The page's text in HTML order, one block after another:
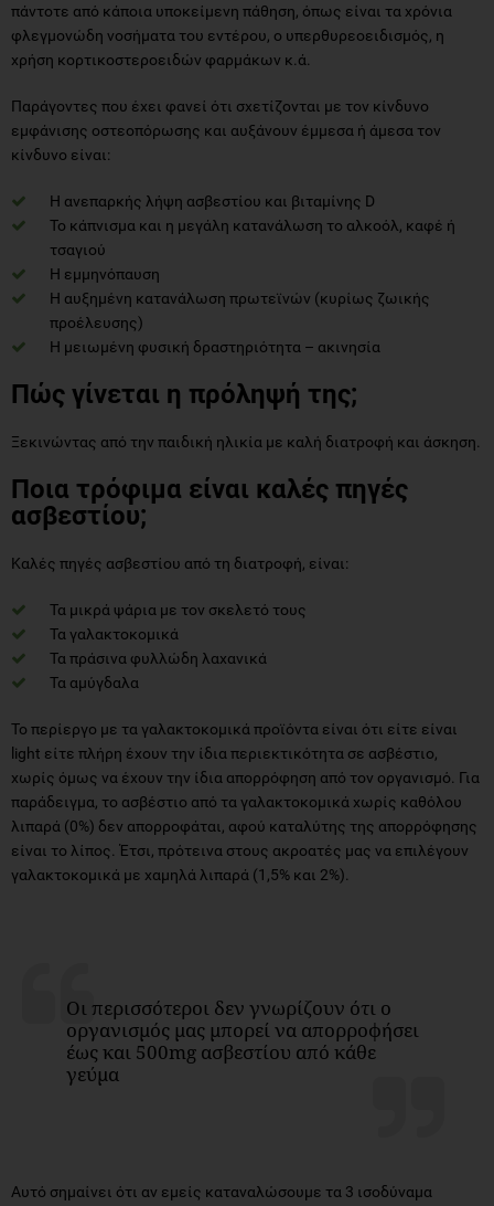
πάντοτε από κάποια υποκείμενη πάθηση, όπως είναι τα χρόνια
φλεγμονώδη νοσήματα του εντέρου, ο υπερθυρεοειδισμός, η
χρήση κορτικοστεροειδών φαρμάκων κ.ά.
Παράγοντες που έχει φανεί ότι σχετίζονται με τον κίνδυνο
εμφάνισης οστεοπόρωσης και αυξάνουν έμμεσα ή άμεσα τον
κίνδυνο είναι:
Η ανεπαρκής λήψη ασβεστίου και βιταμίνης D
Το κάπνισμα και η μεγάλη κατανάλωση το αλκοόλ, καφέ ή
τσαγιού
Η εμμηνόπαυση
Η αυξημένη κατανάλωση πρωτεϊνών (κυρίως ζωικής
προέλευσης)
Η μειωμένη φυσική δραστηριότητα – ακινησία
Πώς γίνεται η πρόληψή της;
Ξεκινώντας από την παιδική ηλικία με καλή διατροφή και άσκηση.
Ποια τρόφιμα είναι καλές πηγές
ασβεστίου;
Καλές πηγές ασβεστίου από τη διατροφή, είναι:
Τα μικρά ψάρια με τον σκελετό τους
Τα γαλακτοκομικά
Τα πράσινα φυλλώδη λαχανικά
Τα αμύγδαλα
Το περίεργο με τα γαλακτοκομικά προϊόντα είναι ότι είτε είναι
light είτε πλήρη έχουν την ίδια περιεκτικότητα σε ασβέστιο,
χωρίς όμως να έχουν την ίδια απορρόφηση από τον οργανισμό. Για
παράδειγμα, το ασβέστιο από τα γαλακτοκομικά χωρίς καθόλου
λιπαρά (0%) δεν απορροφάται, αφού καταλύτης της απορρόφησης
είναι το λίπος. Έτσι, πρότεινα στους ακροατές μας να επιλέγουν
γαλακτοκομικά με χαμηλά λιπαρά (1,5% και 2%).
Οι περισσότεροι δεν γνωρίζουν ότι ο
οργανισμός μας μπορεί να απορροφήσει
έως και 500mg ασβεστίου από κάθε
γεύμα
Αυτό σημαίνει ότι αν εμείς καταναλώσουμε τα 3 ισοδύναμα